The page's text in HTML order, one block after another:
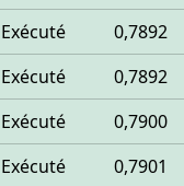
Exécuté 0,7892
Exécuté 0,7892
Exécuté 0,7900
Exécuté 0,7901